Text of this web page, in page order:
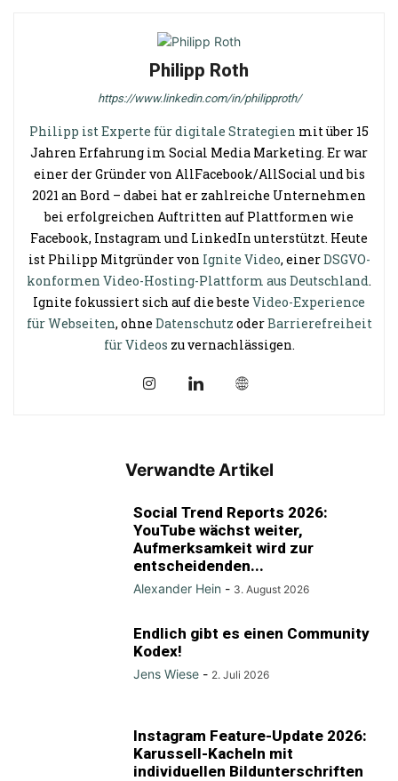
Philipp Roth
https://www.linkedin.com/in/philipproth/
Philipp ist Experte für digitale Strategien mit über 15
Jahren Erfahrung im Social Media Marketing. Er war
einer der Gründer von AllFacebook/AllSocial und bis
2021 an Bord – dabei hat er zahlreiche Unternehmen
bei erfolgreichen Auftritten auf Plattformen wie
Facebook, Instagram und LinkedIn unterstützt. Heute
ist Philipp Mitgründer von Ignite Video, einerDSGVO-
konformen Video-Hosting-Plattform aus Deutschland.
Ignite fokussiert sich auf die beste Video-Experience
für Webseiten, ohne Datenschutz oderBarrierefreiheit
für Videos zu vernachlässigen.
Verwandte Artikel
Social Trend Reports 2026:
YouTube wächst weiter,
Aufmerksamkeit wird zur
entscheidenden...
Alexander Hein - 3. August 2026
Endlich gibt es einen Community
Kodex!
Jens Wiese - 2. Juli 2026
Instagram Feature-Update 2026:
Karussell-Kacheln mit
individuellen Bildunterschriften